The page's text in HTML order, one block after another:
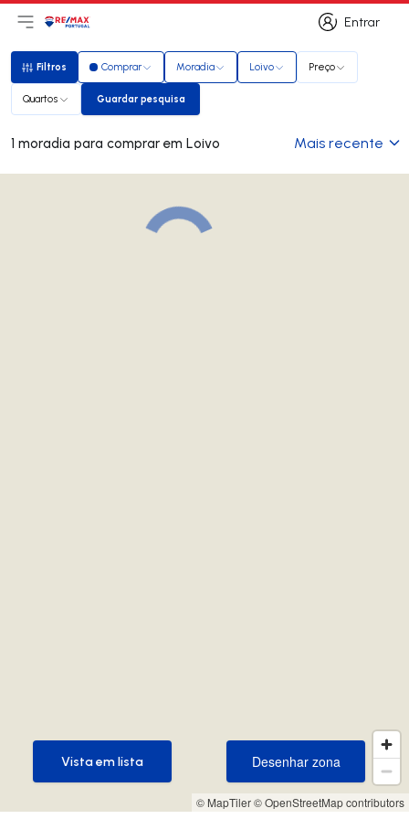
Entrar
Entrar
Abri menu principal
LogoIr para página inicial
Filtros
Filtros Comprar Moradia Loivo Preço
Quartos Guardar pesquisa
Guardar pesquisa
1 moradia para comprar em Loivo Mais recente
© MapTiler© OpenStreetMap contributors
Desenhar zona
Desenhar zona
Vista em lista
Vista em lista